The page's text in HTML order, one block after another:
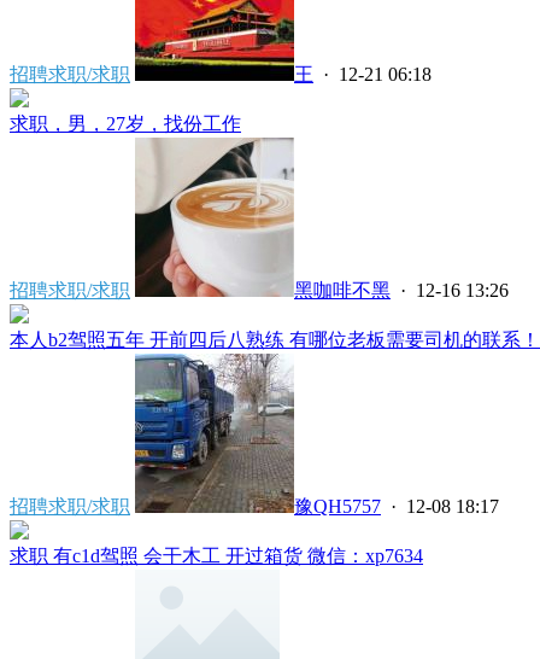
招聘求职/求职 王 · 12-21 06:18
求职，男，27岁，找份工作
招聘求职/求职 黑咖啡不黑 · 12-16 13:26
本人b2驾照五年 开前四后八熟练 有哪位老板需要司机的联系
招聘求职/求职 豫QH5757 · 12-08 18:17
求职 有c1d驾照 会干木工 开过箱货 微信：xp7634